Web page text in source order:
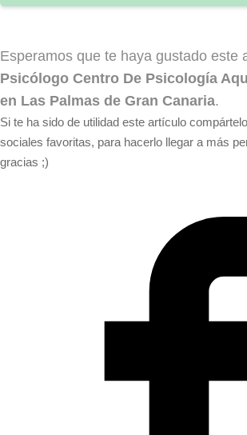
Esperamos que te haya gustado este
Psicólogo Centro De Psicología
en Las Palmas de Gran Canaria.
Si te ha sido de utilidad este artículo
sociales favoritas, para hacerlo llegar a más
gracias ;)